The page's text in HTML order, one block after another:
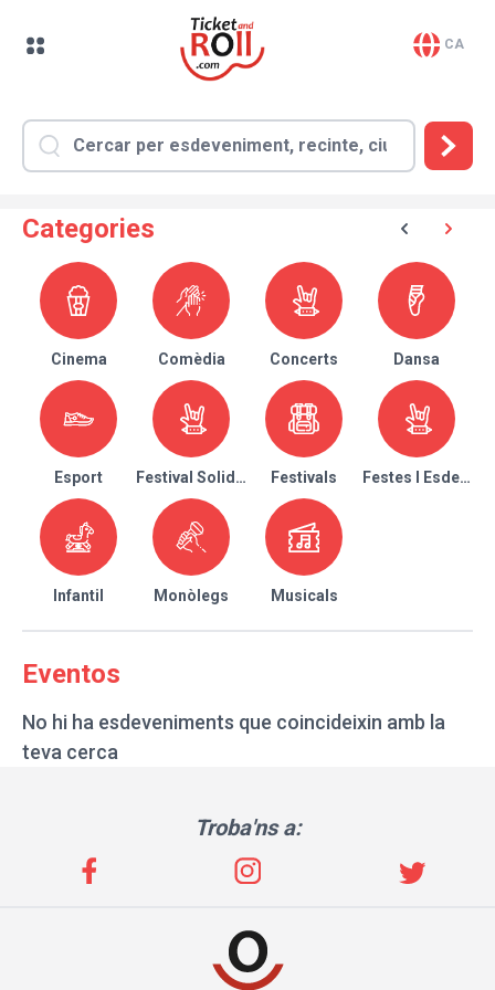
CA
Categories
Cinema Comèdia Concerts Dansa
Esport Festival Solidari Festivals Festes I
Infantil Monòlegs Musicals
Eventos
No hi ha esdeveniments que coincideixin amb la
teva cerca
Troba'ns a: